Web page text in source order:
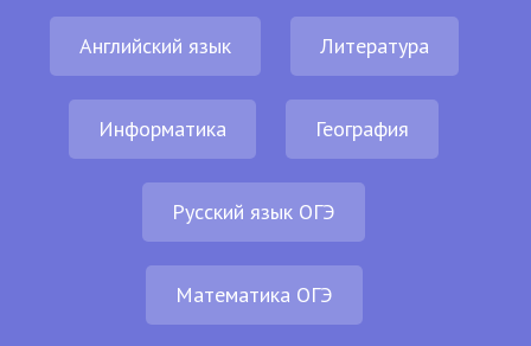
Английский язык Литература
Информатика География
Русский язык ОГЭ
Математика ОГЭ